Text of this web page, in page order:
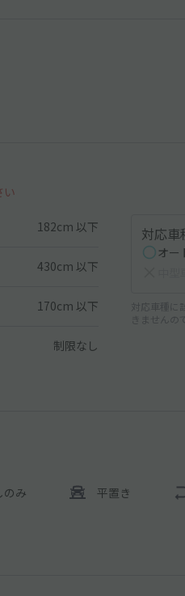
い
182cm 以下
430cm 以下
170cm 以下
制限なし
対応車
オー
対応車種に
きませんの
のみ 平置き